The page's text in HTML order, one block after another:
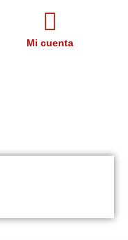
Mi cuenta